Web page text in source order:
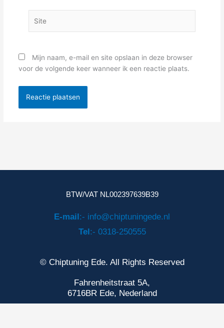
Mijn naam, e-mail en site opslaan in deze browser
voor de volgende keer wanneer ik een reactie plaats.
BTW/VAT NL002397639B39
E-mail :- info@chiptuningede.nl
Tel :- 0318-250555
© Chiptuning Ede. All Rights Reserved
Fahrenheitstraat 5A,
6716BR Ede, Nederland